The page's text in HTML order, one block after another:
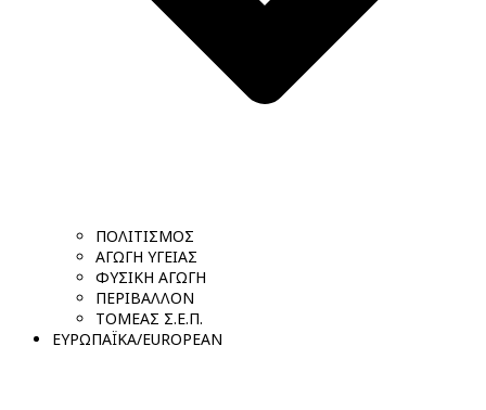
ΠΟΛΙΤΙΣΜΟΣ
ΑΓΩΓΗ ΥΓΕΙΑΣ
ΦΥΣΙΚΗ ΑΓΩΓΗ
ΠΕΡΙΒΑΛΛΟΝ
ΤΟΜΕΑΣ Σ.Ε.Π.
ΕΥΡΩΠΑΪΚΑ/EUROPEAN